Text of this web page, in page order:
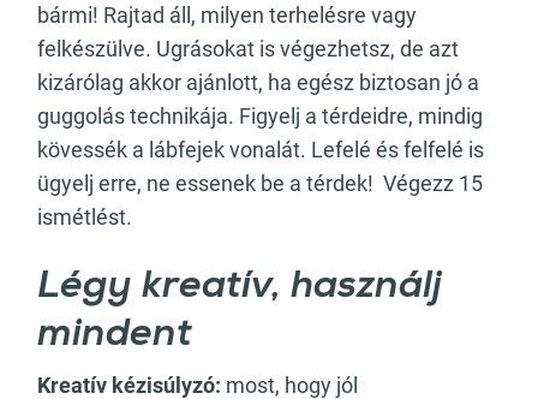
bármi! Rajtad áll, milyen terhelésre vagy
felkészülve. Ugrásokat is végezhetsz, de azt
kizárólag akkor ajánlott, ha egész biztosan jó a
guggolás technikája. Figyelj a térdeidre, mindig
kövessék a lábfejek vonalát. Lefelé és felfelé is
ügyelj erre, ne essenek be a térdek! Végezz 15
ismétlést.
Légy kreatív, használj
mindent
Kreatív kézisúlyzó: most, hogy jól